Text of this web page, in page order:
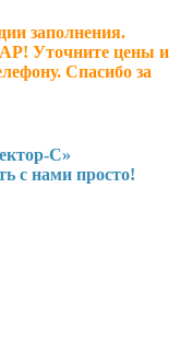
заполнения.
Уточните цены и
Спасибо за
С»
просто!